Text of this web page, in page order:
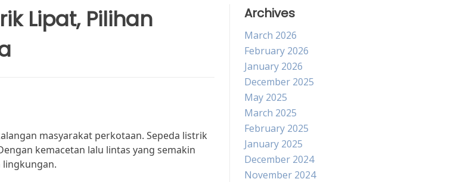
Lipat, Pilihan
masyarakat perkotaan. Sepeda listrik
kemacetan lalu lintas yang semakin
lingkungan.
Archives
March 2026
February 2026
January 2026
December 2025
May 2025
March 2025
February 2025
January 2025
December 2024
November 2024